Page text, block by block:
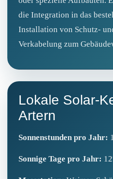
die Integration in das
Installation von Schutz-
Verkabelung zum
Lokale Solar-
Artern
Sonnenstunden pro Jahr:
Sonnige Tage pro Jahr: